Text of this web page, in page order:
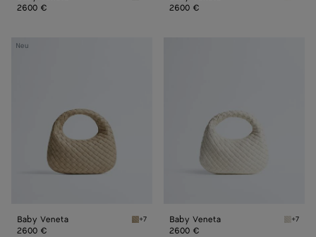
2600 € 2600 €
Neu
Baby
Baby Veneta Ecru Baby Veneta
+7
2600 €
Baby Veneta +7
2600 €